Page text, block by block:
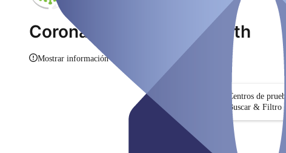
Corona-Safe bei Jungbluth
Mostrar información
Centros de prueba
Buscar & Filtro